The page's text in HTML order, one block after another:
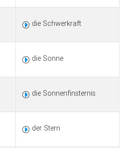
die Schwerkraft
die Sonne
die Sonnenfinsternis
der Stern